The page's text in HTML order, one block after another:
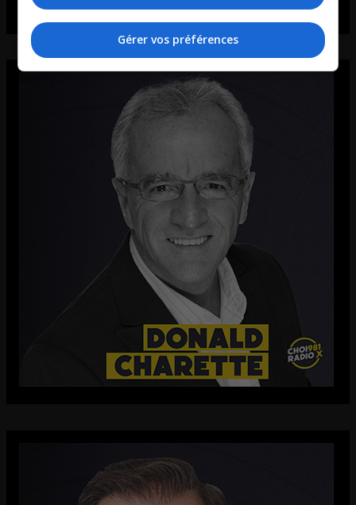
Gérer vos préférences